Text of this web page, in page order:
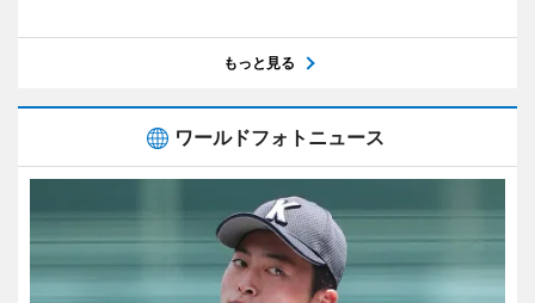
もっと見る
ワールドフォトニュース